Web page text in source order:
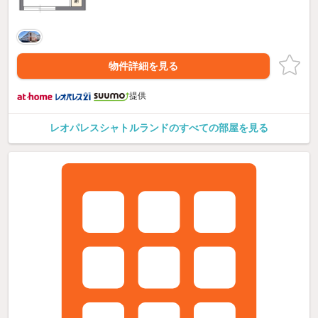
物件詳細を見る
提供
レオパレスシャトルランドのすべての部屋を見る